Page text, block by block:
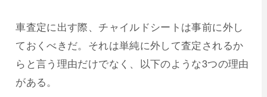
車査定に出す際、チャイルドシートは事前に外し
ておくべきだ。それは単純に外して査定されるか
らと言う理由だけでなく、以下のような3つの理由
がある。